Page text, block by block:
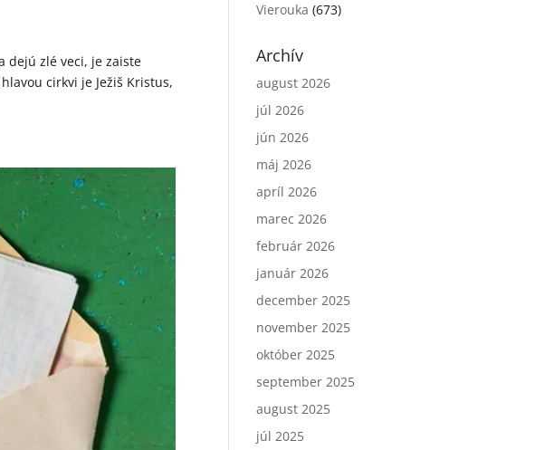
dejú zlé veci, je zaiste
cirkvi je Ježiš Kristus,
Vierouka (673)
Archív
august 2026
júl 2026
jún 2026
máj 2026
apríl 2026
marec 2026
február 2026
január 2026
december 2025
november 2025
október 2025
september 2025
august 2025
júl 2025